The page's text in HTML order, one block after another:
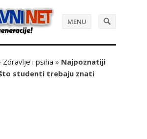
MENU
Zdravlje i psiha » Najpoznatiji
studenti trebaju znati